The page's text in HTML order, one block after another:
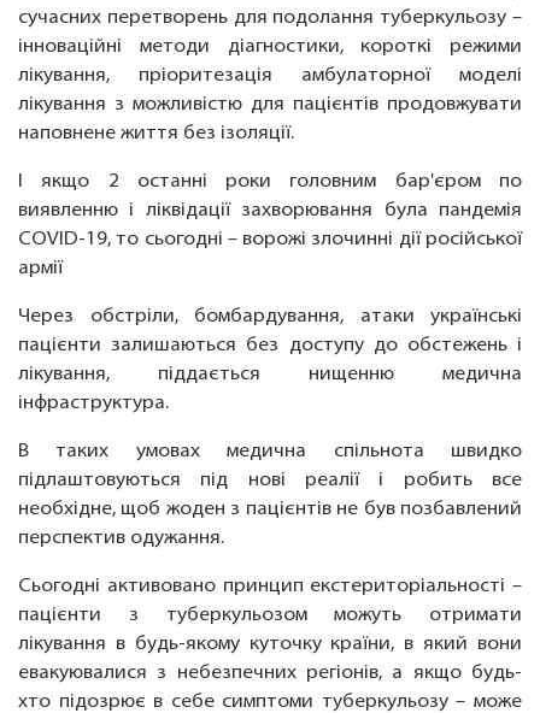
сучасних перетворень для подолання туберкульозу –
інноваційні методи діагностики, короткі режими
лікування, пріоритезація амбулаторної моделі
лікування з можливістю для пацієнтів продовжувати
наповнене життя без ізоляції.
І якщо 2 останні роки головним бар'єром по
виявленню і ліквідації захворювання була пандемія
COVID-19, то сьогодні – ворожі злочинні дії російської
армії
Через обстріли, бомбардування, атаки українські
пацієнти залишаються без доступу до обстежень і
лікування, піддається нищенню медична
інфраструктура.
В таких умовах медична спільнота швидко
підлаштовуються під нові реалії і робить все
необхідне, щоб жоден з пацієнтів не був позбавлений
перспектив одужання.
Сьогодні активовано принцип екстериторіальності –
пацієнти з туберкульозом можуть отримати
лікування в будь-якому куточку країни, в який вони
евакуювалися з небезпечних регіонів, а якщо будь-
хто підозрює в себе симптоми туберкульозу – може